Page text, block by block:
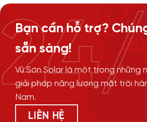
Bạn cần hỗ trợ?
sẵn sàng!
Vũ Sơn Solar là một trong những
giải pháp năng lượng mặt trời
Nam.
LIÊN HỆ